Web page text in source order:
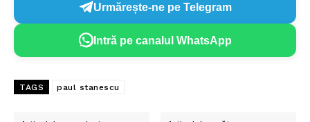
Urmărește-ne pe Telegram
Intră pe canalul WhatsApp
TAGS paul stanescu